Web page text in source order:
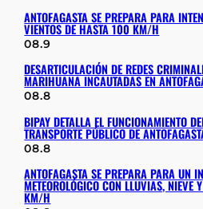
ANTOFAGASTA SE PREPARA PARA
VIENTOS DE HASTA 100 KM/H
08.9
DESARTICULACIÓN DE REDES
MARIHUANA INCAUTADAS EN
08.8
BIPAY DETALLA EL FUNCIONAMIENTO
TRANSPORTE PÚBLICO DE
08.8
ANTOFAGASTA SE PREPARA PARA UN
METEOROLÓGICO CON LLUVIAS, NIEVE
KM/H